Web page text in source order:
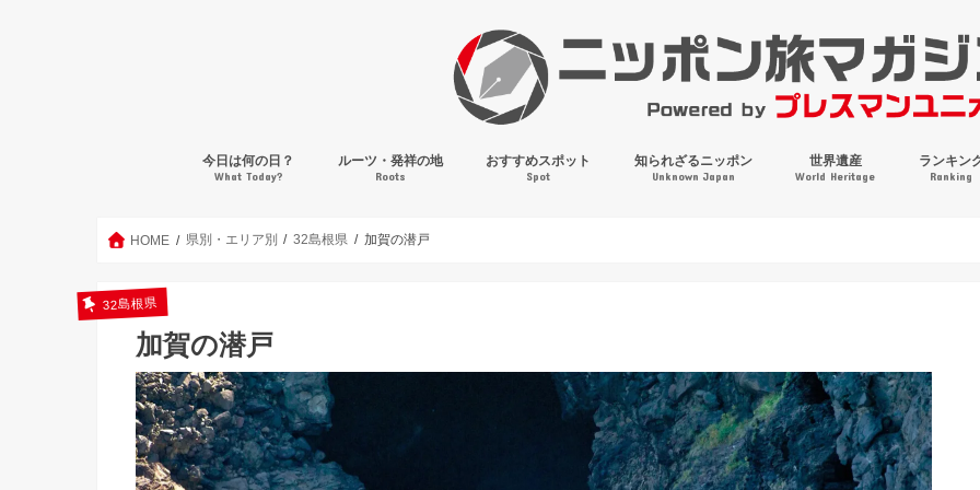
今日は何の日？
What Today?
ルーツ・発祥の地
Roots
おすすめスポット
Spot
知られざるニッポン
Unknown Japan
世界遺産
World Heritage
ランキン
Ranking
HOME 県別・エリア別 32島根県 加賀の潜戸
32島根県
加賀の潜戸